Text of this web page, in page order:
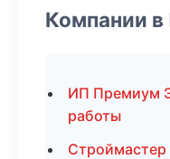
Компании в
ИП Премиум
работы